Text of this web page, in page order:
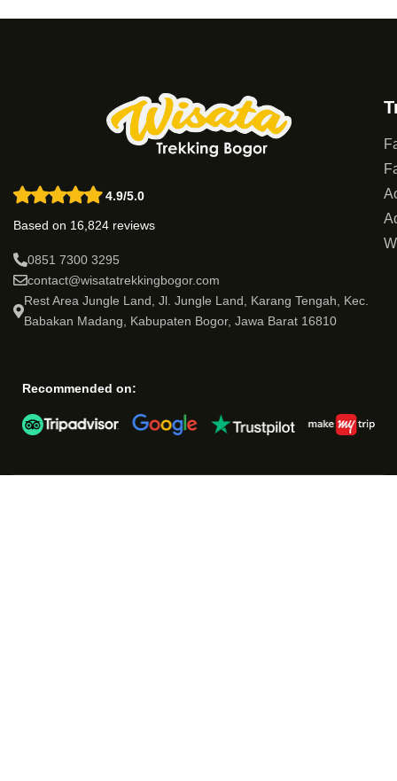
4.9/5.0
Based on 16,824 reviews
0851 7300 3295
contact@wisatatrekkingbogor.com
Rest Area Jungle Land, Jl. Jungle Land, Karang Tengah, Kec.
Babakan Madang, Kabupaten Bogor, Jawa Barat 16810
Recommended on: